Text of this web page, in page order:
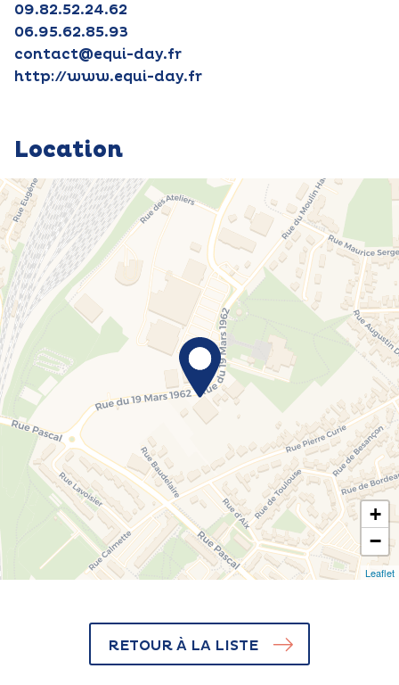
09.82.52.24.62
06.95.62.85.93
contact@equi-day.fr
http://www.equi-day.fr
Location
+
−
Leaflet
RETOUR À LA LISTE